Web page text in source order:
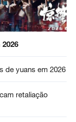
de yuans em 2026
retaliação